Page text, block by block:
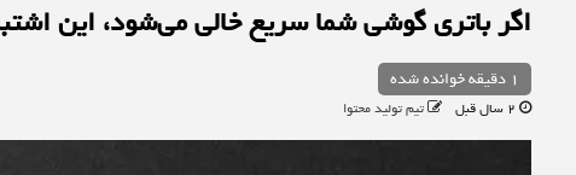
اگر باتری گوشی شما سریع خالی می‌شود، این
1 دقیقه خوانده شده
تیم تولید محتوا